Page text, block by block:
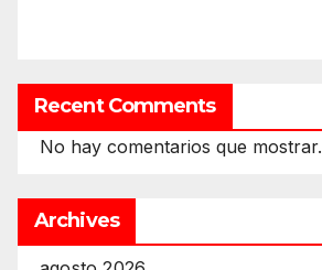
Recent Comments
No hay comentarios que mostrar.
Archives